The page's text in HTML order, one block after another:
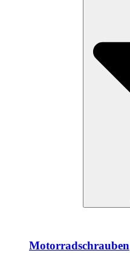
Motorradschrauben